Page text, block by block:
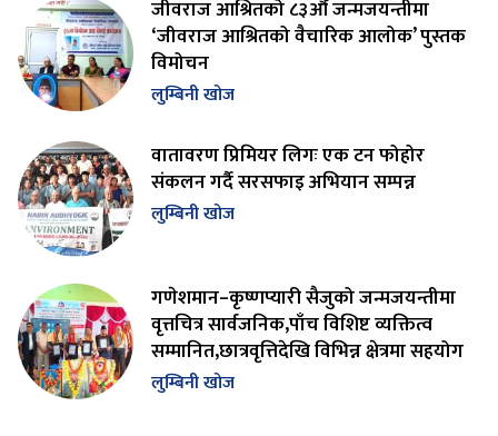
जीवराज आश्रितको ८३औँ जन्मजयन्तीमा
‘जीवराज आश्रितको वैचारिक आलोक’ पुस्तक
विमोचन
लुम्बिनी खोज
वातावरण प्रिमियर लिगः एक टन फोहोर
संकलन गर्दै सरसफाइ अभियान सम्पन्न
लुम्बिनी खोज
गणेशमान–कृष्णप्यारी सैजुको जन्मजयन्तीमा
वृत्तचित्र सार्वजनिक,पाँच विशिष्ट व्यक्तित्व
सम्मानित,छात्रवृत्तिदेखि विभिन्न क्षेत्रमा सहयोग
लुम्बिनी खोज